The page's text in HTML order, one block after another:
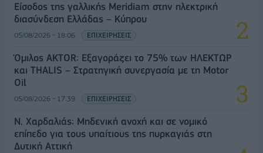
Είσοδος της γαλλικής Meridiam στην ηλεκτρική
διασύνδεση Ελλάδας – Κύπρου
05/08/2026 - 18:06 ΕΠΙΧΕΙΡΗΣΕΙΣ
Όμιλος AKTOR: Εξαγοράζει το 75% των ΗΛΕΚΤΩΡ
και THALIS – Στρατηγική συνεργασία με τη Motor
Oil
05/08/2026 - 17:39 ΕΠΙΧΕΙΡΗΣΕΙΣ
Ν. Χαρδαλιάς: Μηδενική ανοχή και σε νομικό
επίπεδο για τους υπαίτιους της πυρκαγιάς στη
Δυτική Αττική